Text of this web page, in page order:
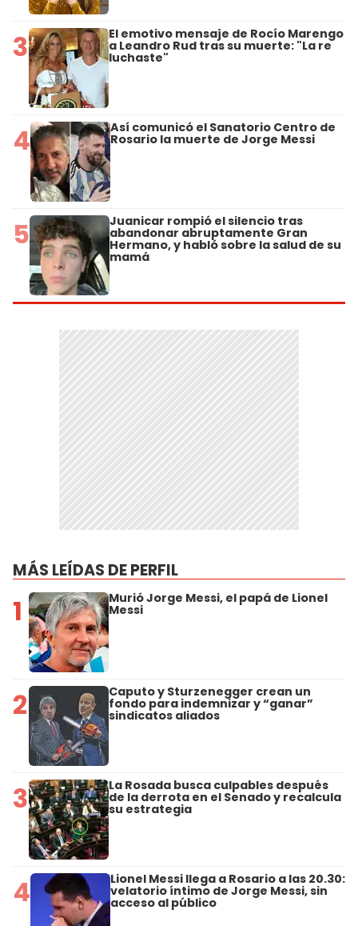
3 El emotivo mensaje de Rocío Marengo
a Leandro Rud tras su muerte: "La re
luchaste"
4 Así comunicó el Sanatorio Centro de
Rosario la muerte de Jorge Messi
5 Juanicar rompió el silencio tras
abandonar abruptamente Gran
Hermano, y habló sobre la salud de su
mamá
MÁS LEÍDAS DE PERFIL
1 Murió Jorge Messi, el papá de Lionel
Messi
2 Caputo y Sturzenegger crean un
fondo para indemnizar y “ganar”
sindicatos aliados
3 La Rosada busca culpables después
de la derrota en el Senado y recalcula
su estrategia
4 Lionel Messi llega a Rosario a las 20.30:
velatorio íntimo de Jorge Messi, sin
acceso al público